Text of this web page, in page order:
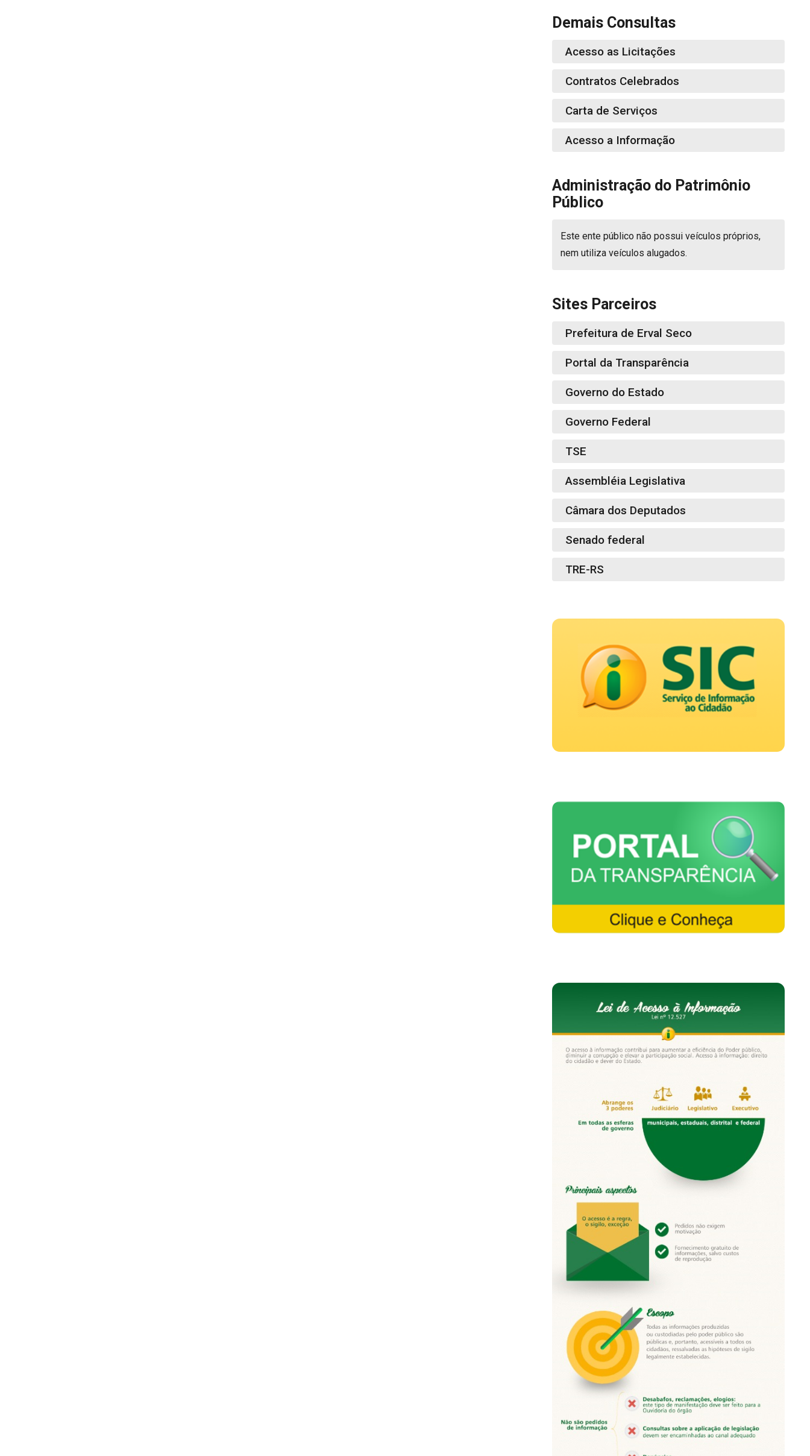
Demais Consultas
Acesso as Licitações
Contratos Celebrados
Carta de Serviços
Acesso a Informação
Administração do Patrimônio
Público
Este ente público não possui veículos próprios,
nem utiliza veículos alugados.
Sites Parceiros
Prefeitura de Erval Seco
Portal da Transparência
Governo do Estado
Governo Federal
TSE
Assembléia Legislativa
Câmara dos Deputados
Senado federal
TRE-RS